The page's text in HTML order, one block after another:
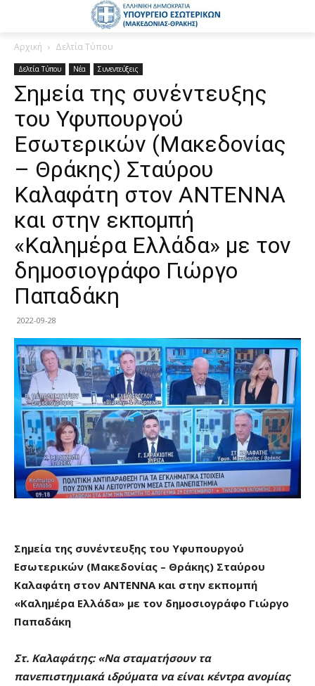
Αρχική Δελτία Τύπου
Δελτία Τύπου Νέα Συνεντεύξεις
Σημεία της συνέντευξης
του Υφυπουργού
Εσωτερικών (Μακεδονίας
– Θράκης) Σταύρου
Καλαφάτη στον ΑΝΤΕΝΝΑ
και στην εκπομπή
«Καλημέρα Ελλάδα» με τον
δημοσιογράφο Γιώργο
Παπαδάκη
2022-09-28
Σημεία της συνέντευξης του Υφυπουργού
Εσωτερικών (Μακεδονίας – Θράκης) Σταύρου
Καλαφάτη στον ΑΝΤΕΝΝΑ και στην εκπομπή
«Καλημέρα Ελλάδα» με τον δημοσιογράφο Γιώργο
Παπαδάκη
Στ. Καλαφάτης: «Να σταματήσουν τα
πανεπιστημιακά ιδρύματα να είναι κέντρα ανομίας